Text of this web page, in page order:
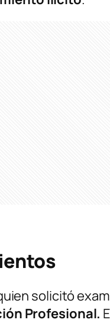
solicitó
Profesional.